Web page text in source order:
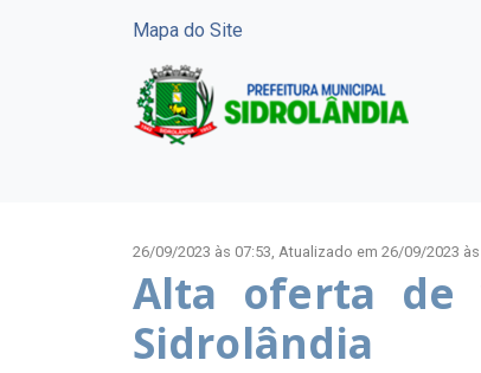
Mapa do Site
26/09/2023 às 07:53, Atualizado em 26/09/2023 às
Alta oferta de
Sidrolândia